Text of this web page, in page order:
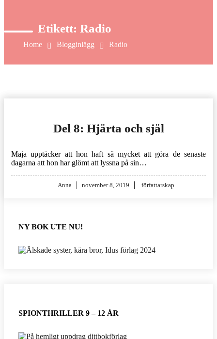
Etikett: Radio
Home Blogginlägg Radio
Del 8: Hjärta och själ
Maja upptäcker att hon haft så mycket att göra de senaste
dagarna att hon har glömt att lyssna på sin…
Anna
Posted
november 8, 2019 författarskap
NY BOK UTE NU!
SPIONTHRILLER 9 – 12 ÅR